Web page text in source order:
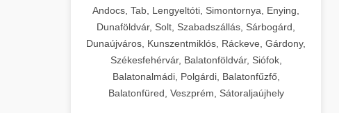
Andocs, Tab, Lengyeltóti, Simontornya, Enying,
Dunaföldvár, Solt, Szabadszállás, Sárbogárd,
Dunaújváros, Kunszentmiklós, Ráckeve, Gárdony,
Székesfehérvár, Balatonföldvár, Siófok,
Balatonalmádi, Polgárdi, Balatonfűzfő,
Balatonfüred, Veszprém, Sátoraljaújhely